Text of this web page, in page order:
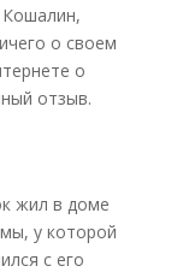
о своем
о
отзыв.
жил в доме
у которой
с его